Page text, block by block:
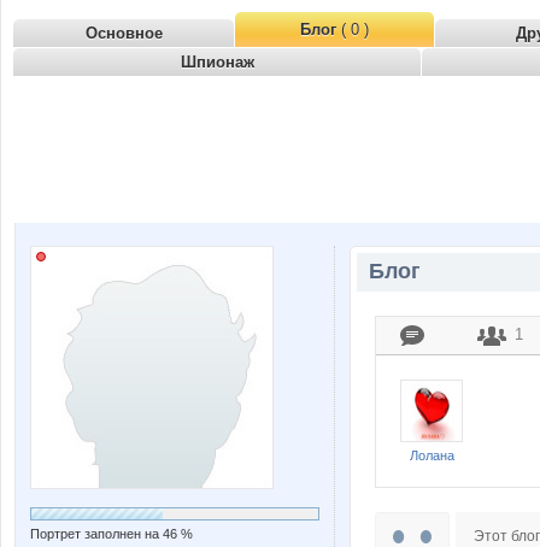
Основное Блог( 0 )
Шпионаж
Портрет заполнен на 46 %
Блог
1
Лолана
Этот